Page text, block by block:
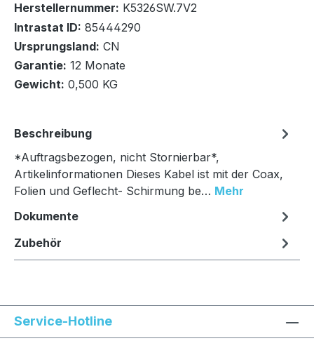
In den Warenkorb
Herstellernummer: K5326SW.7V2
Intrastat ID: 85444290
Ursprungsland: CN
Garantie: 12 Monate
Gewicht: 0,500 KG
Beschreibung
*Auftragsbezogen, nicht Stornierbar*,
Artikelinformationen Dieses Kabel ist mit der Coax,
Folien und Geflecht- Schirmung be… Mehr
Dokumente
Zubehör
Service-Hotline